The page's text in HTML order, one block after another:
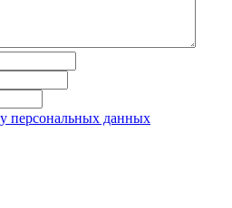
персональных данных